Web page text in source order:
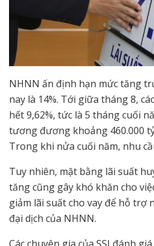
NHNN ấn định hạn mức tăng
nay là 14%. Tới giữa tháng 8,
hết 9,62%, tức là 5 tháng cuối
tương đương khoảng 460.000
Trong khi nửa cuối năm, nhu
Tuy nhiên, mặt bằng lãi suất
tăng cũng gây khó khăn cho
giảm lãi suất cho vay để hỗ trợ
đại dịch của NHNN.